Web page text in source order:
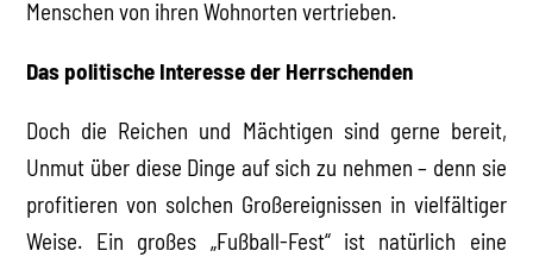
Menschen von ihren Wohnorten vertrieben.
Das politische Interesse der Herrschenden
Doch die Reichen und Mächtigen sind gerne bereit,
Unmut über diese Dinge auf sich zu nehmen – denn sie
profitieren von solchen Großereignissen in vielfältiger
Weise. Ein großes „Fußball-Fest“ ist natürlich eine